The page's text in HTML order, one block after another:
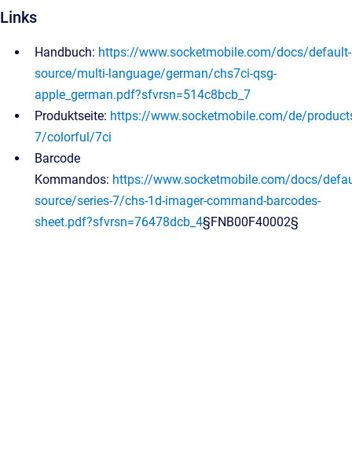
Links
Handbuch: https://www.socketmobile.com/docs/default-
source/multi-language/german/chs7ci-qsg-
apple_german.pdf?sfvrsn=514c8bcb_7
Produktseite: https://www.socketmobile.com/de/
7/colorful/7ci
Barcode
Kommandos: https://www.socketmobile.com/docs/
source/series-7/chs-1d-imager-command-barcodes-
sheet.pdf?sfvrsn=76478dcb_4§FNB00F40002§